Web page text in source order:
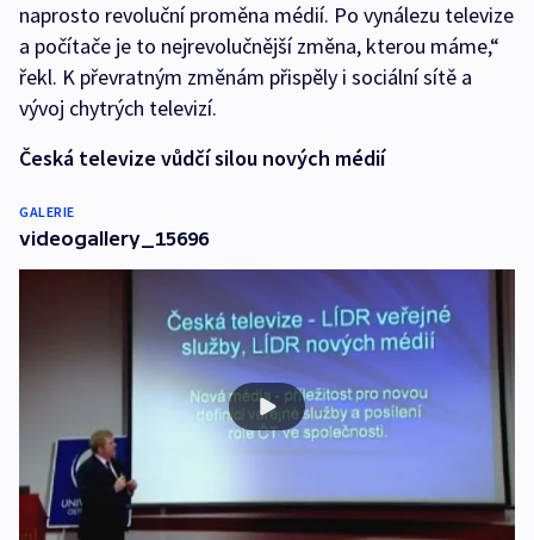
naprosto revoluční proměna médií. Po vynálezu televize
a počítače je to nejrevolučnější změna, kterou máme,“
řekl. K převratným změnám přispěly i sociální sítě a
vývoj chytrých televizí.
Česká televize vůdčí silou nových médií
GALERIE
videogallery_15696